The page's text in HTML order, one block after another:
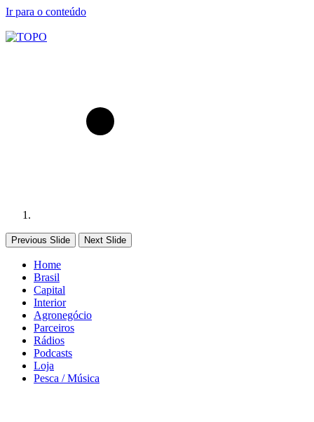
Ir para o conteúdo
Previous Slide Next Slide
Home
Brasil
Capital
Interior
Agronegócio
Parceiros
Rádios
Podcasts
Loja
Pesca / Música